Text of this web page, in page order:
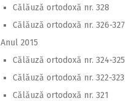
Călăuză ortodoxă nr. 328
Călăuză ortodoxă nr. 326-327
Anul 2015
Călăuză ortodoxă nr. 324-325
Călăuză ortodoxă nr. 322-323
Călăuză ortodoxă nr. 321